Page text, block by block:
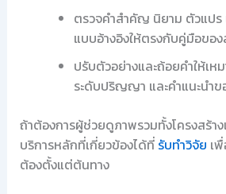
ตรวจคำสำคัญ นิยาม ตัวแปร
แบบอ้างอิงให้ตรงกับคู่มือขอ
ปรับตัวอย่างและถ้อยคำให้เห
ระดับปริญญา และคำแนะนำข
ถ้าต้องการผู้ช่วยดูภาพรวมทั้งโครงสร้าง
บริการหลักที่เกี่ยวข้องได้ที่ รับทำวิจัย เ
ต้องตั้งแต่ต้นทาง